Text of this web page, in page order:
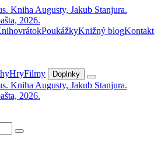
PoukážkyKnižný blogKontakt
HryFilmy Doplnky